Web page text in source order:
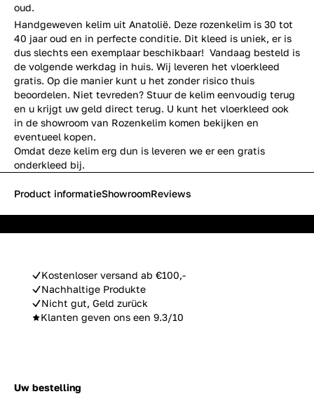
oud.
Handgeweven kelim uit Anatolië. Deze rozenkelim is 30 tot
40 jaar oud en in perfecte conditie. Dit kleed is uniek, er is
dus slechts een exemplaar beschikbaar! Vandaag besteld is
de volgende werkdag in huis. Wij leveren het vloerkleed
gratis. Op die manier kunt u het zonder risico thuis
beoordelen. Niet tevreden? Stuur de kelim eenvoudig terug
en u krijgt uw geld direct terug. U kunt het vloerkleed ook
in de showroom van Rozenkelim komen bekijken en
eventueel kopen.
Omdat deze kelim erg dun is leveren we er een gratis
onderkleed bij.
Kostenloser versand ab €100,-
Nachhaltige Produkte
Nicht gut, Geld zurück
Klanten geven ons een 9.3/10
Product informatieShowroomReviews
Uw bestelling